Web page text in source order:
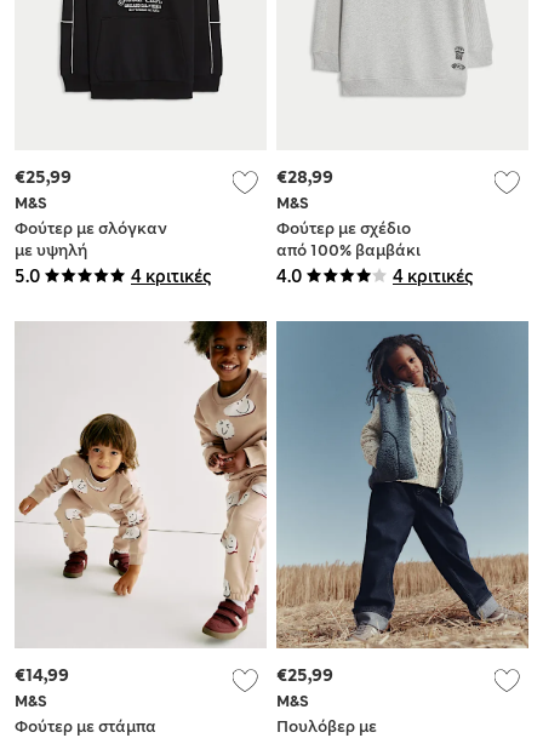
5.0 4 κριτικές
M&S
Φούτερ με σλόγκαν
με υψηλή
περιεκτικότητα σε
€25,99
4.0 4 κριτικές
M&S
Φούτερ με σχέδιο
από 100% βαμβάκι
(6-16 ετών)
€28,99
M&S
Φούτερ με στάμπα
€14,99
M&S
Πουλόβερ με
€25,99